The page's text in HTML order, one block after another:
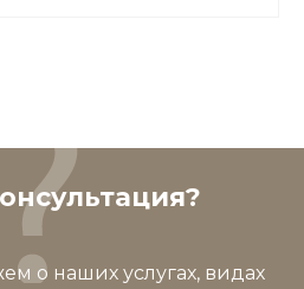
о наших услугах, видах